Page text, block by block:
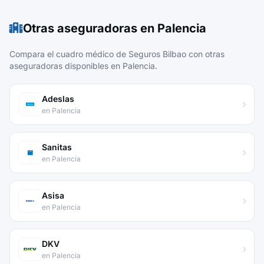
Otras aseguradoras en Palencia
Compara el cuadro médico de Seguros Bilbao con otras
aseguradoras disponibles en Palencia.
Adeslas
en Palencia
Sanitas
en Palencia
Asisa
en Palencia
DKV
en Palencia